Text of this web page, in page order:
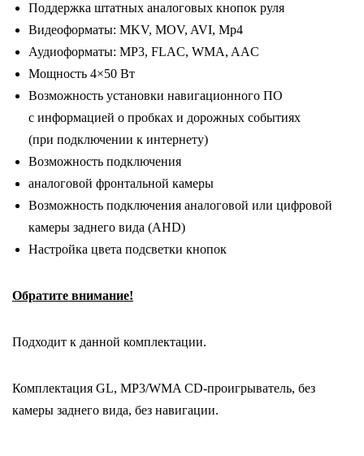
9
дюймов
Поддержка штатных аналоговых кнопок руля
Видеоформаты: MKV, MOV, AVI, Mp4
Аудиоформаты: MP3, FLAC, WMA, AAC
Мощность 4×50 Вт
Возможность установки навигационного ПО
с информацией о пробках и дорожных событиях
(при подключении к интернету)
Возможность подключения
аналоговой фронтальной камеры
Возможность подключения аналоговой или цифровой
камеры заднего вида (AHD)
Настройка цвета подсветки кнопок
Обратите внимание!
Подходит к данной комплектации.
Комплектация GL, MP3/WMA CD-проигрыватель, без
камеры заднего вида, без навигации.